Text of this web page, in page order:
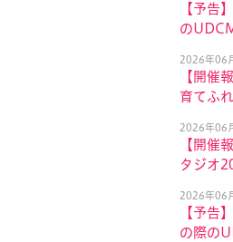
【予告
の
2026年06
【開催
育てふ
2026年06
【開催
タジオ
2026年06
【予告
の際の